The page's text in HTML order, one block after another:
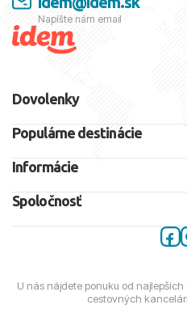
Napíšte nám email
Dovolenky
Populárne destinácie
Informácie
Spoločnosť
U nás nájdete ponuku od
cestovných